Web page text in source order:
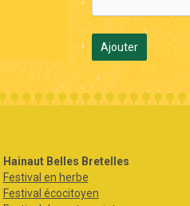
Ajouter
Hainaut Belles Bretelles
Festival en herbe
Festival écocitoyen